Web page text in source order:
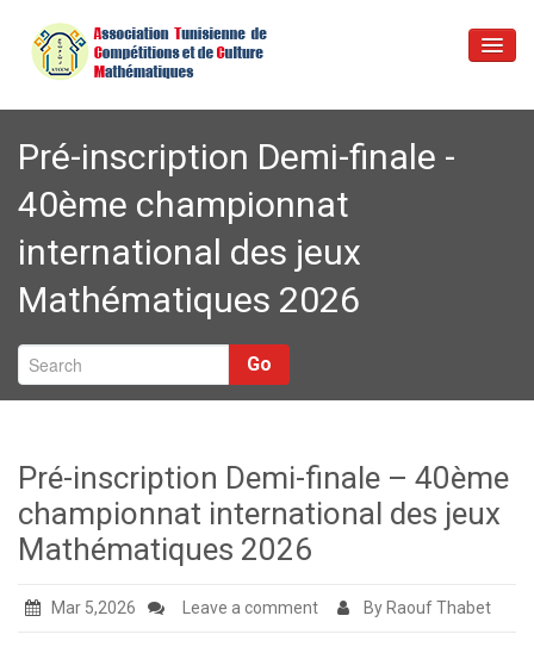
Accueil
Activités & Nouvelles
Questions & Réponses
Poser Question
A propos
Contact
Pré-inscription Demi-finale -
40ème championnat
international des jeux
Mathématiques 2026
Go
Pré-inscription Demi-finale – 40ème
championnat international des jeux
Mathématiques 2026
Mar 5,2026 Leave a comment By Raouf Thabet